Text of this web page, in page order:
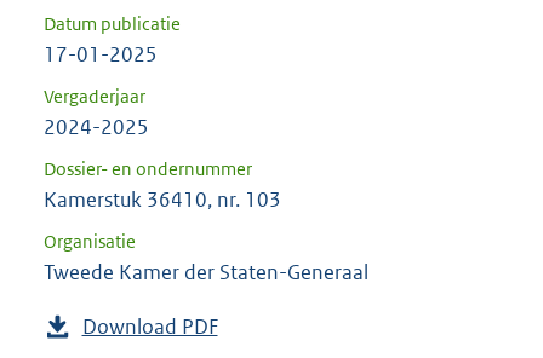
Datum publicatie
17-01-2025
Vergaderjaar
2024-2025
Dossier- en ondernummer
Kamerstuk 36410, nr. 103
Organisatie
Tweede Kamer der Staten-Generaal
Download PDF